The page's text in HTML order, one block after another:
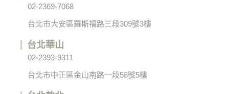
02-2369-7068
台北市大安區羅斯福路三段309號3樓
台北華山
02-2393-9311
台北市中正區金山南路一段58號5樓